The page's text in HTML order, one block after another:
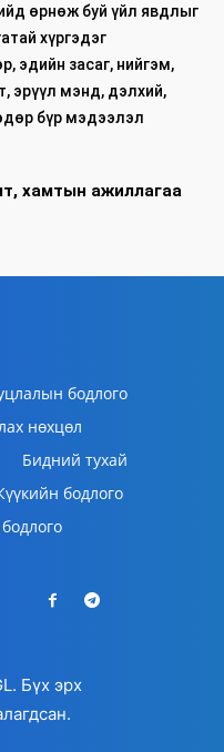
өрнөж буй үйл явдлыг
хүргэдэг
эдийн засаг, нийгэм,
эрүүл мэнд, дэлхий,
бүр мэдээлэл
хамтын ажиллагаа
бодлого
нөхцөл
Бидний тухай
бодлого
Бүх эрх